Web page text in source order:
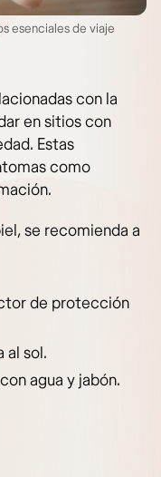
esenciales de viaje
con la
en sitios con
Estas
como
se recomienda a
de protección
al sol.
agua y jabón.